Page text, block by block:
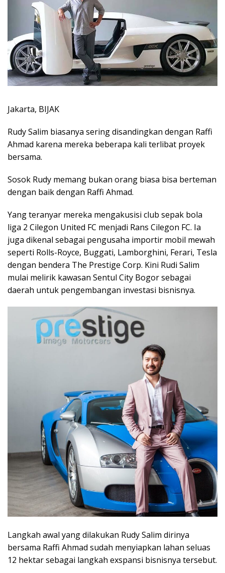
Jakarta, BIJAK
Rudy Salim biasanya sering disandingkan dengan Raffi
Ahmad karena mereka beberapa kali terlibat proyek
bersama.
Sosok Rudy memang bukan orang biasa bisa berteman
dengan baik dengan Raffi Ahmad.
Yang teranyar mereka mengakusisi club sepak bola
liga 2 Cilegon United FC menjadi Rans Cilegon FC. Ia
juga dikenal sebagai pengusaha importir mobil mewah
seperti Rolls-Royce, Buggati, Lamborghini, Ferari, Tesla
dengan bendera The Prestige Corp. Kini Rudi Salim
mulai melirik kawasan Sentul City Bogor sebagai
daerah untuk pengembangan investasi bisnisnya.
Langkah awal yang dilakukan Rudy Salim dirinya
bersama Raffi Ahmad sudah menyiapkan lahan seluas
12 hektar sebagai langkah exspansi bisnisnya tersebut.